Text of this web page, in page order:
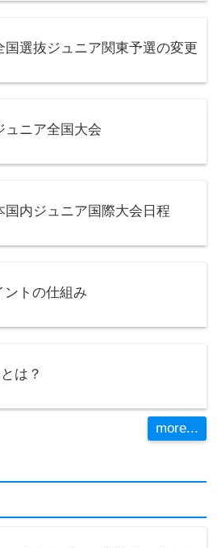
国選抜ジュニア関東予選の変更
ュニア全国大会
国内ジュニア国際大会日程
ントの仕組み
は？
more...